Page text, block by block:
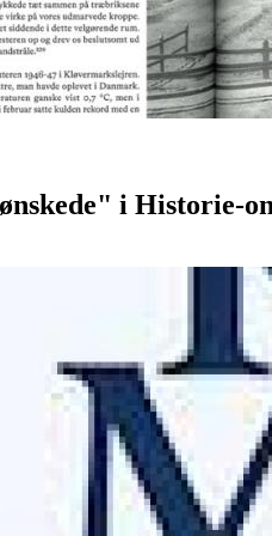
i Historie-